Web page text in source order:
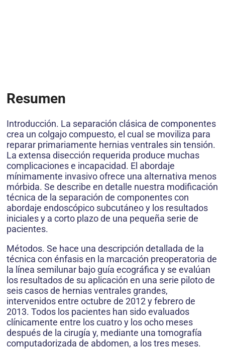
Resumen
Introducción. La separación clásica de componentes
crea un colgajo compuesto, el cual se moviliza para
reparar primariamente hernias ventrales sin tensión.
La extensa disección requerida produce muchas
complicaciones e incapacidad. El abordaje
mínimamente invasivo ofrece una alternativa menos
mórbida. Se describe en detalle nuestra modificación
técnica de la separación de componentes con
abordaje endoscópico subcutáneo y los resultados
iniciales y a corto plazo de una pequeña serie de
pacientes.
Métodos. Se hace una descripción detallada de la
técnica con énfasis en la marcación preoperatoria de
la línea semilunar bajo guía ecográfica y se evalúan
los resultados de su aplicación en una serie piloto de
seis casos de hernias ventrales grandes,
intervenidos entre octubre de 2012 y febrero de
2013. Todos los pacientes han sido evaluados
clínicamente entre los cuatro y los ocho meses
después de la cirugía y, mediante una tomografía
computadorizada de abdomen, a los tres meses.